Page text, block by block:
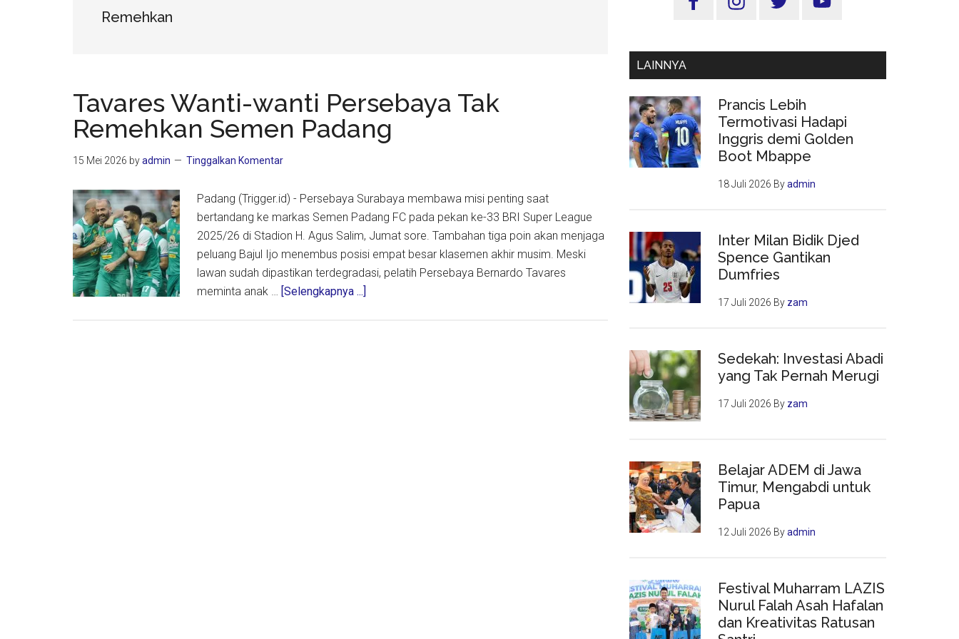
Remehkan
Tavares Wanti-wanti Persebaya Tak
Remehkan Semen Padang
15 Mei 2026 byadmin Tinggalkan Komentar
Padang (Trigger.id) - Persebaya Surabaya membawa misi penting saat
bertandang ke markas Semen Padang FC pada pekan ke-33 BRI Super League
2025/26 di Stadion H. Agus Salim, Jumat sore. Tambahan tiga poin akan menjaga
peluang Bajul Ijo menembus posisi empat besar klasemen akhir musim. Meski
lawan sudah dipastikan terdegradasi, pelatih Persebaya Bernardo Tavares
meminta anak … [Selengkapnya ...]
Utama
LAINNYA
Prancis Lebih
Termotivasi Hadapi
Inggris demi Golden
Boot Mbappe
18 Juli 2026 Byadmin
Inter Milan Bidik Djed
Spence Gantikan
Dumfries
17 Juli 2026 By zam
Sedekah: Investasi Abadi
yang Tak Pernah Merugi
17 Juli 2026 By zam
Belajar ADEM di Jawa
Timur, Mengabdi untuk
Papua
12 Juli 2026 Byadmin
Festival Muharram LAZIS
Nurul Falah Asah Hafalan
dan Kreativitas Ratusan